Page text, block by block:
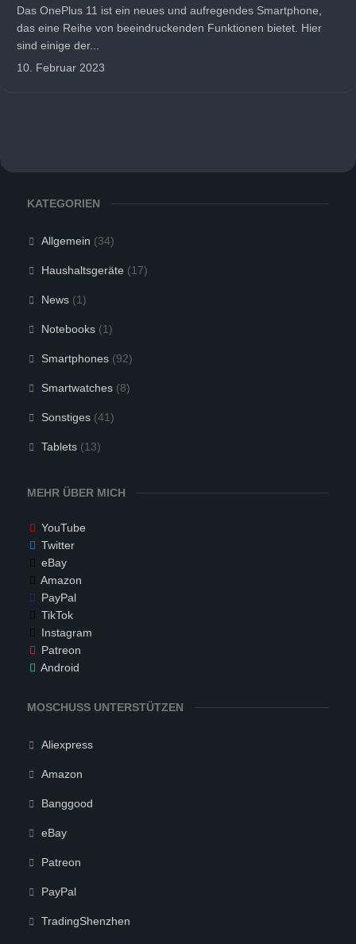
Das OnePlus 11 ist ein neues und aufregendes Smartphone,
das eine Reihe von beeindruckenden Funktionen bietet. Hier
sind einige der...
10. Februar 2023
KATEGORIEN
Allgemein (34)
Haushaltsgeräte (17)
News(1)
Notebooks(1)
Smartphones(92)
Smartwatches(8)
Sonstiges(41)
Tablets(13)
MEHR ÜBER MICH
YouTube
Twitter
eBay
Amazon
PayPal
TikTok
Instagram
Patreon
Android
MOSCHUSS UNTERSTÜTZEN
Aliexpress
Amazon
Banggood
eBay
Patreon
PayPal
TradingShenzhen